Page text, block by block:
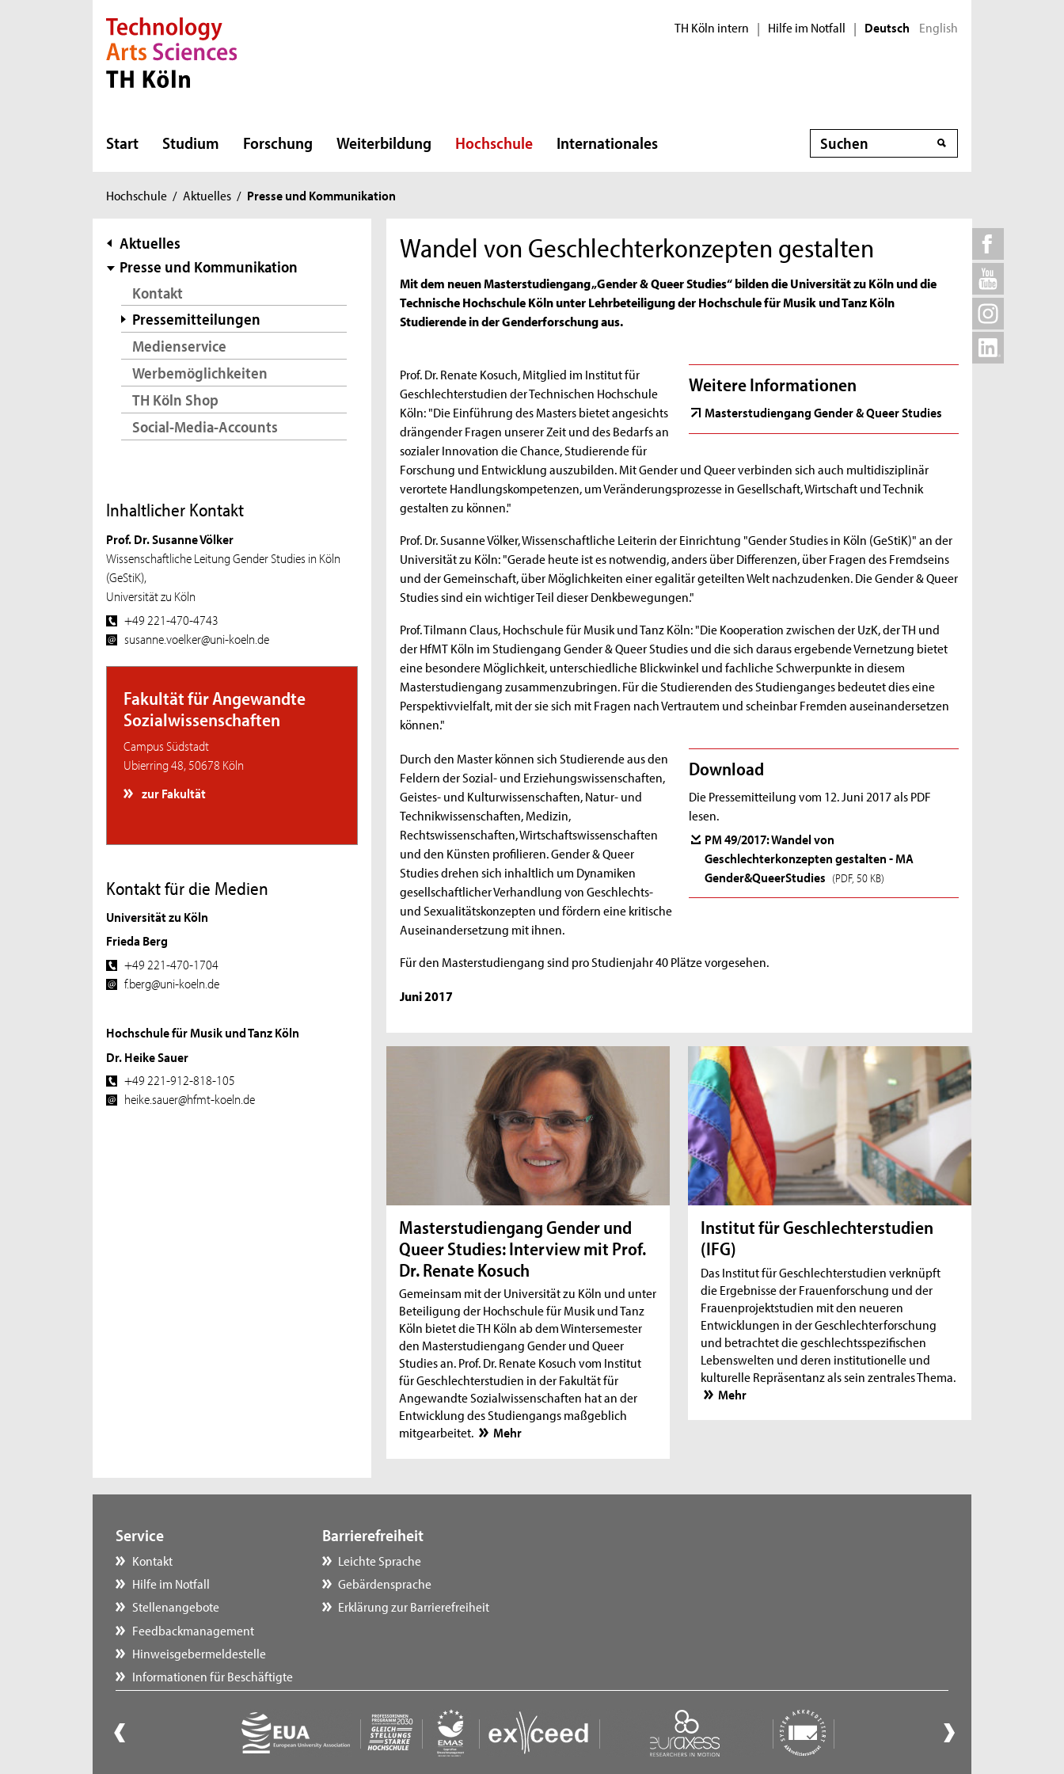
Direkt zur Hauptnavigation
Direkt zur Subnavigation
Direkt zum Inhalt
Direkt zum Fußbereich TH Köln intern | Hilfe im Notfall | Deutsch English
Start Studium Forschung Weiterbildung Hochschule Internationales Suche
Sie
hier:
Hochschule / Aktuelles / Presse und Kommunikation
Subnavigation
Aktuelles
Presse und Kommunikation
Kontakt
Pressemitteilungen
Medienservice
Werbemöglichkeiten
TH Köln Shop
Social-Media-Accounts
Inhaltlicher Kontakt
Prof. Dr. Susanne Völker
Wissenschaftliche Leitung Gender Studies in Köln
(GeStiK),
Universität zu Köln
+49 221-470-4743
susanne.voelker@uni-koeln.de
Fakultät für Angewandte
Sozialwissenschaften
Campus Südstadt
Ubierring 48, 50678 Köln
zur Fakultät
Kontakt für die Medien
Universität zu Köln
Frieda Berg
+49 221-470-1704
f.berg@uni-koeln.de
Hochschule für Musik und Tanz Köln
Dr. Heike Sauer
+49 221-912-818-105
heike.sauer@hfmt-koeln.de
Wandel von Geschlechterkonzepten gestalten
Mit dem neuen Masterstudiengang „Gender & Queer Studies“ bilden die Universität zu Köln und die
Technische Hochschule Köln unter Lehrbeteiligung der Hochschule für Musik und Tanz Köln
Studierende in der Genderforschung aus.
Weitere Informationen
Masterstudiengang Gender & Queer Studies
Prof. Dr. Renate Kosuch, Mitglied im Institut für
Geschlechterstudien der Technischen Hochschule
Köln: "Die Einführung des Masters bietet angesichts
drängender Fragen unserer Zeit und des Bedarfs an
sozialer Innovation die Chance, Studierende für
Forschung und Entwicklung auszubilden. Mit Gender und Queer verbinden sich auch multidisziplinär
verortete Handlungskompetenzen, um Veränderungsprozesse in Gesellschaft, Wirtschaft und Technik
gestalten zu können."
Prof. Dr. Susanne Völker, Wissenschaftliche Leiterin der Einrichtung "Gender Studies in Köln (GeStiK)" an der
Universität zu Köln: "Gerade heute ist es notwendig, anders über Differenzen, über Fragen des Fremdseins
und der Gemeinschaft, über Möglichkeiten einer egalitär geteilten Welt nachzudenken. Die Gender & Queer
Studies sind ein wichtiger Teil dieser Denkbewegungen."
Prof. Tilmann Claus, Hochschule für Musik und Tanz Köln: "Die Kooperation zwischen der UzK, der TH und
der HfMT Köln im Studiengang Gender & Queer Studies und die sich daraus ergebende Vernetzung bietet
eine besondere Möglichkeit, unterschiedliche Blickwinkel und fachliche Schwerpunkte in diesem
Masterstudiengang zusammenzubringen. Für die Studierenden des Studienganges bedeutet dies eine
Perspektivvielfalt, mit der sie sich mit Fragen nach Vertrautem und scheinbar Fremden auseinandersetzen
können."
Download
Die Pressemitteilung vom 12. Juni 2017 als PDF
lesen.
PM 49/2017: Wandel von
Geschlechterkonzepten gestalten - MA
Gender&QueerStudies (PDF, 50 KB)
Durch den Master können sich Studierende aus den
Feldern der Sozial- und Erziehungswissenschaften,
Geistes- und Kulturwissenschaften, Natur- und
Technikwissenschaften, Medizin,
Rechtswissenschaften, Wirtschaftswissenschaften
und den Künsten profilieren. Gender & Queer
Studies drehen sich inhaltlich um Dynamiken
gesellschaftlicher Verhandlung von Geschlechts-
und Sexualitätskonzepten und fördern eine kritische
Auseinandersetzung mit ihnen.
Für den Masterstudiengang sind pro Studienjahr 40 Plätze vorgesehen.
Juni 2017
Masterstudiengang Gender und
Queer Studies: Interview mit Prof.
Dr. Renate Kosuch
Gemeinsam mit der Universität zu Köln und unter
Beteiligung der Hochschule für Musik und Tanz
Köln bietet die TH Köln ab dem Wintersemester
den Masterstudiengang Gender und Queer
Studies an. Prof. Dr. Renate Kosuch vom Institut
für Geschlechterstudien in der Fakultät für
Angewandte Sozialwissenschaften hat an der
Entwicklung des Studiengangs maßgeblich
mitgearbeitet.
Mehr
Institut für Geschlechterstudien
(IFG)
Das Institut für Geschlechterstudien verknüpft
die Ergebnisse der Frauenforschung und der
Frauenprojektstudien mit den neueren
Entwicklungen in der Geschlechterforschung
und betrachtet die geschlechtsspezifischen
Lebenswelten und deren institutionelle und
kulturelle Repräsentanz als sein zentrales Thema.
Mehr
Service
Kontakt
Hilfe im Notfall
Stellenangebote
Feedbackmanagement
Hinweisgebermeldestelle
Informationen für Beschäftigte
Barrierefreiheit
Leichte Sprache
Gebärdensprache
Erklärung zur Barrierefreiheit